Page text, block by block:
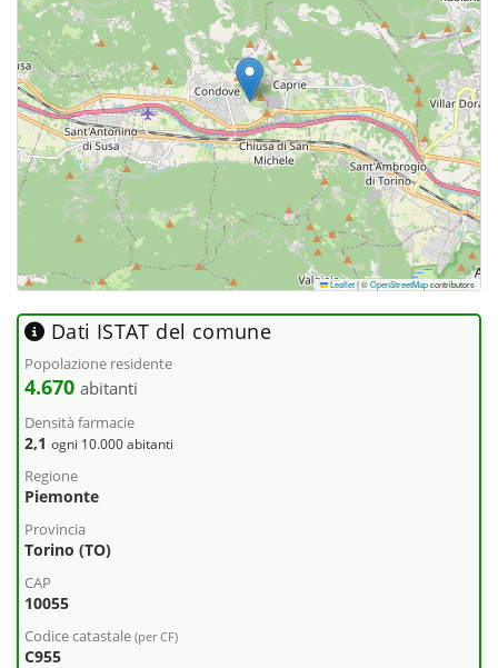
Leaflet|©OpenStreetMapcontributors
Dati ISTAT del comune
Popolazione residente
4.670 abitanti
Densità farmacie
2,1 ogni 10.000 abitanti
Regione
Piemonte
Provincia
Torino (TO)
CAP
10055
Codice catastale (per CF)
C955